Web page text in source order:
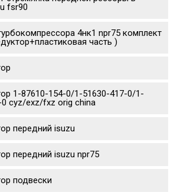
fsr90
4нк1 npr75 комплект
часть )
1-87610-154-0/1-51630-417-0/1-
0 cyz/exz/fxz orig china
передний isuzu
передний isuzu npr75
подвески